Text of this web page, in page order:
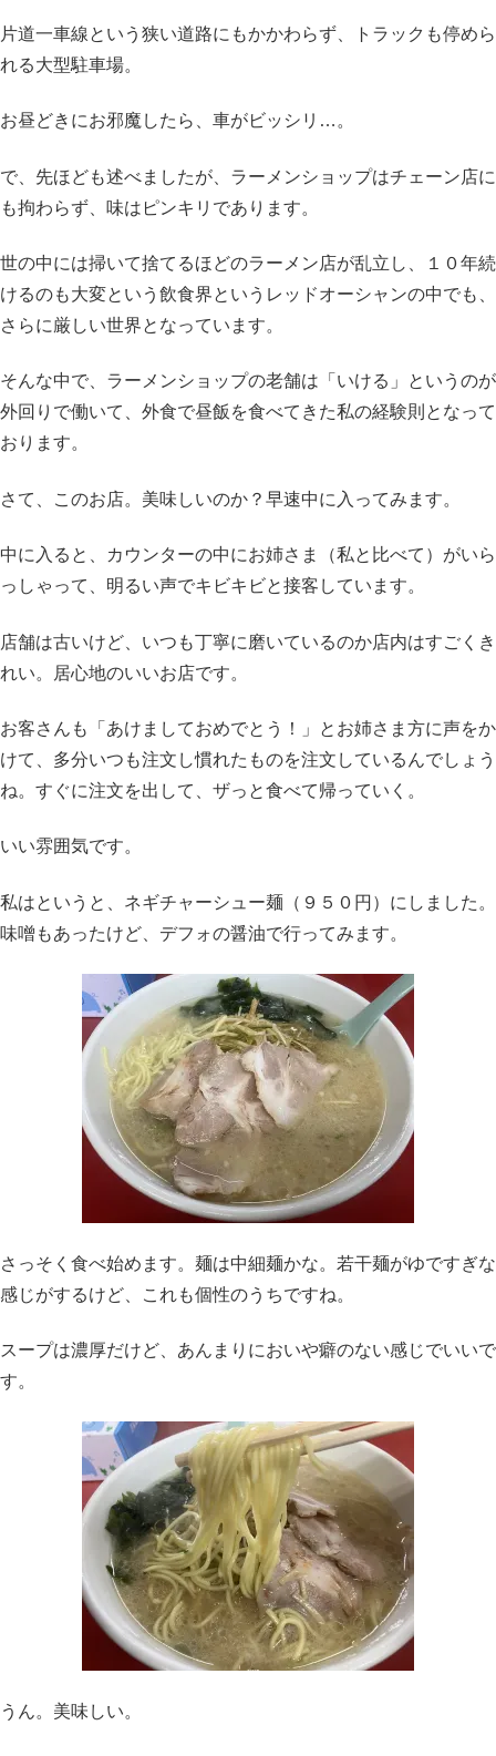
片道一車線という狭い道路にもかかわらず、トラックも停めら
れる大型駐車場。
お昼どきにお邪魔したら、車がビッシリ…。
で、先ほども述べましたが、ラーメンショップはチェーン店に
も拘わらず、味はピンキリであります。
世の中には掃いて捨てるほどのラーメン店が乱立し、１０年続
けるのも大変という飲食界というレッドオーシャンの中でも、
さらに厳しい世界となっています。
そんな中で、ラーメンショップの老舗は「いける」というのが
外回りで働いて、外食で昼飯を食べてきた私の経験則となって
おります。
さて、このお店。美味しいのか？早速中に入ってみます。
中に入ると、カウンターの中にお姉さま（私と比べて）がいら
っしゃって、明るい声でキビキビと接客しています。
店舗は古いけど、いつも丁寧に磨いているのか店内はすごくき
れい。居心地のいいお店です。
お客さんも「あけましておめでとう！」とお姉さま方に声をか
けて、多分いつも注文し慣れたものを注文しているんでしょう
ね。すぐに注文を出して、ザっと食べて帰っていく。
いい雰囲気です。
私はというと、ネギチャーシュー麺（９５０円）にしました。
味噌もあったけど、デフォの醤油で行ってみます。
さっそく食べ始めます。麺は中細麺かな。若干麺がゆですぎな
感じがするけど、これも個性のうちですね。
スープは濃厚だけど、あんまりにおいや癖のない感じでいいで
す。
うん。美味しい。